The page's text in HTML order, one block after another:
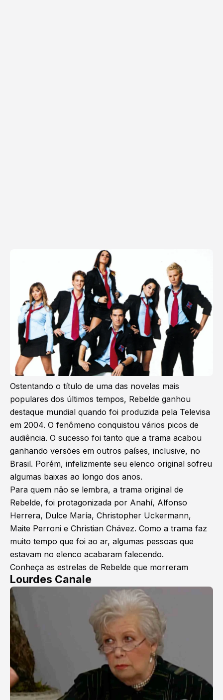
Ostentando o título de uma das novelas mais
populares dos últimos tempos, Rebelde ganhou
destaque mundial quando foi produzida pela Televisa
em 2004. O fenômeno conquistou vários picos de
audiência. O sucesso foi tanto que a trama acabou
ganhando versões em outros países, inclusive, no
Brasil. Porém, infelizmente seu elenco original sofreu
algumas baixas ao longo dos anos.
Para quem não se lembra, a trama original de
Rebelde, foi protagonizada por Anahí, Alfonso
Herrera, Dulce María, Christopher Uckermann,
Maite Perroni e Christian Chávez. Como a trama faz
muito tempo que foi ao ar, algumas pessoas que
estavam no elenco acabaram falecendo.
Conheça as estrelas de Rebelde que morreram
Lourdes Canale